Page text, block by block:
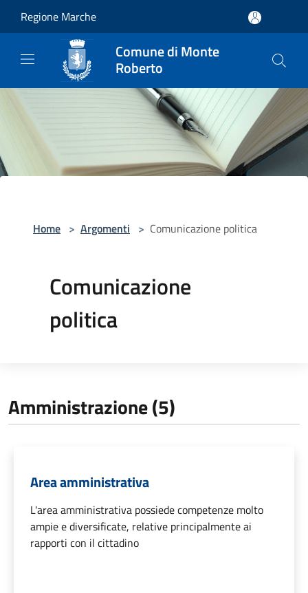
Regione Marche
Comune di Monte
Roberto
Home > Argomenti > Comunicazione politica
Comunicazione
politica
Amministrazione (5)
Area amministrativa
L'area amministrativa possiede competenze molto
ampie e diversificate, relative principalmente ai
rapporti con il cittadino